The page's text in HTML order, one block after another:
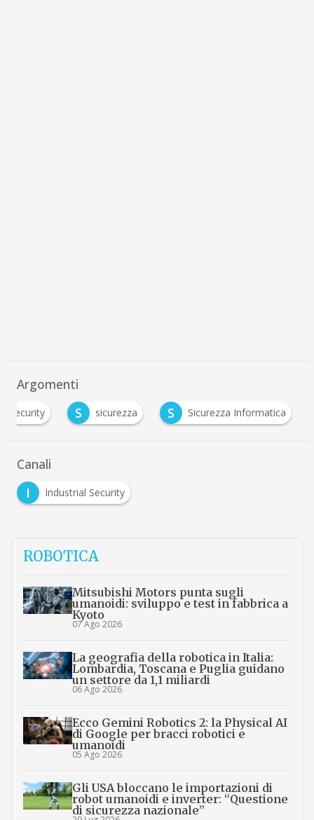
Argomenti
security S sicurezza S Sicurezza Informatica
Canali
I
Industrial Security
ROBOTICA
Mitsubishi Motors punta sugli
umanoidi: sviluppo e test in fabbrica a
Kyoto
07 Ago 2026
La geografia della robotica in Italia:
Lombardia, Toscana e Puglia guidano
un settore da 1,1 miliardi
06 Ago 2026
Ecco Gemini Robotics 2: la Physical AI
di Google per bracci robotici e
umanoidi
05 Ago 2026
Gli USA bloccano le importazioni di
robot umanoidi e inverter: “Questione
di sicurezza nazionale”